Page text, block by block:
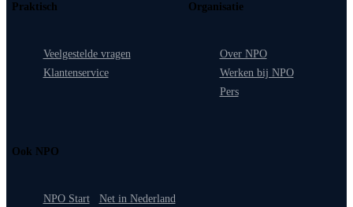
Praktisch
Veelgestelde vragen
Klantenservice
Organisatie
Over NPO
Werken bij NPO
Pers
Ook NPO
NPO Start Net in Nederland